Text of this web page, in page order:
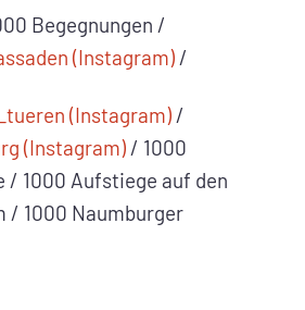
Begegnungen /
(Instagram) /
(Instagram) /
(Instagram) / 1000
/ 1000 Aufstiege auf den
/ 1000 Naumburger